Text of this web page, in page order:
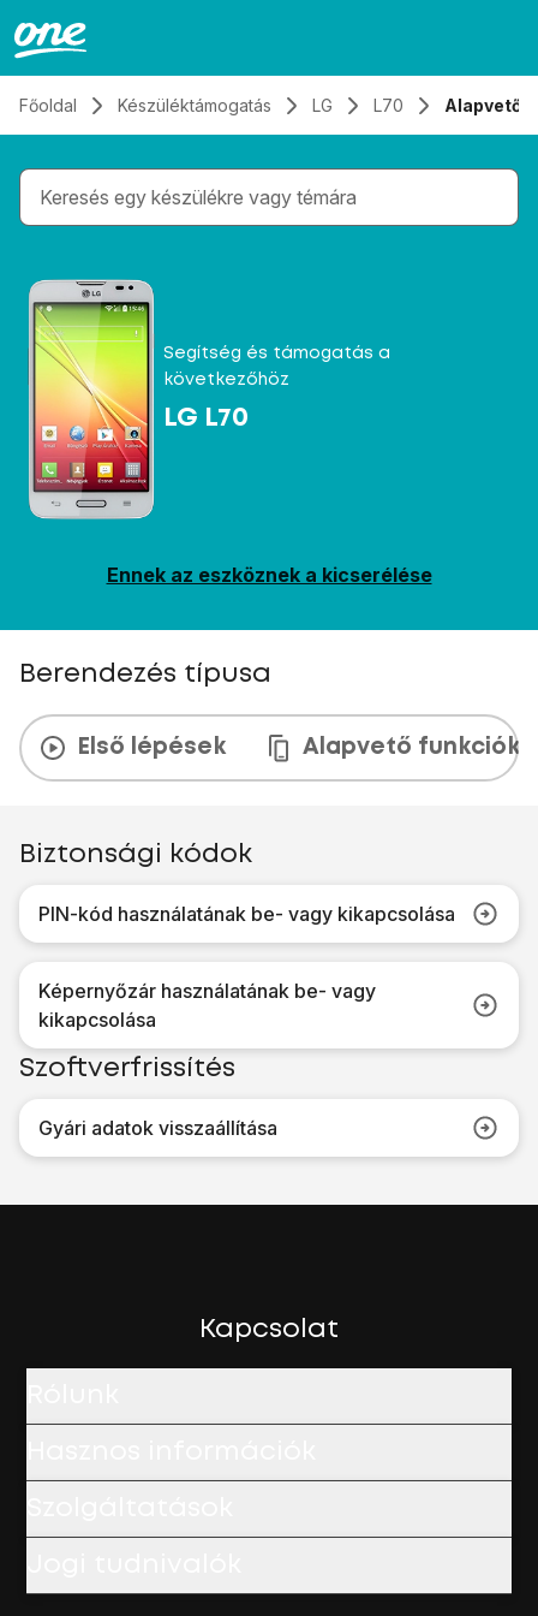
Főoldal Készüléktámogatás LG L70 Alapvető
Gépelés közben megjelennek a keresési
Segítség és támogatás a
következőhöz
LG L70
Ennek az eszköznek a kicserélése
Berendezés típusa
Első lépések Alapvető funkciók
Biztonsági kódok
PIN-kód használatának be- vagy kikapcsolása
Képernyőzár használatának be- vagy
kikapcsolása
Szoftverfrissítés
Gyári adatok visszaállítása
Kapcsolat